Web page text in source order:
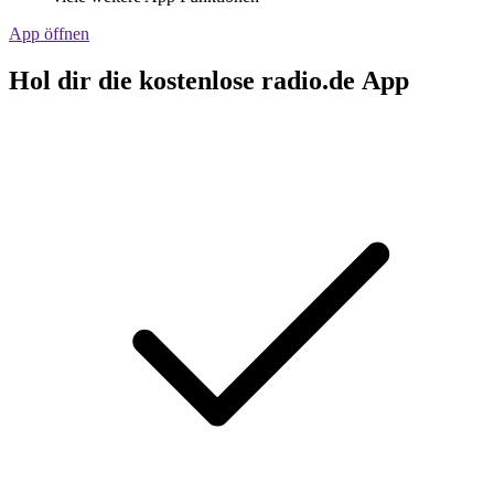
App öffnen
Hol dir die kostenlose radio.de App